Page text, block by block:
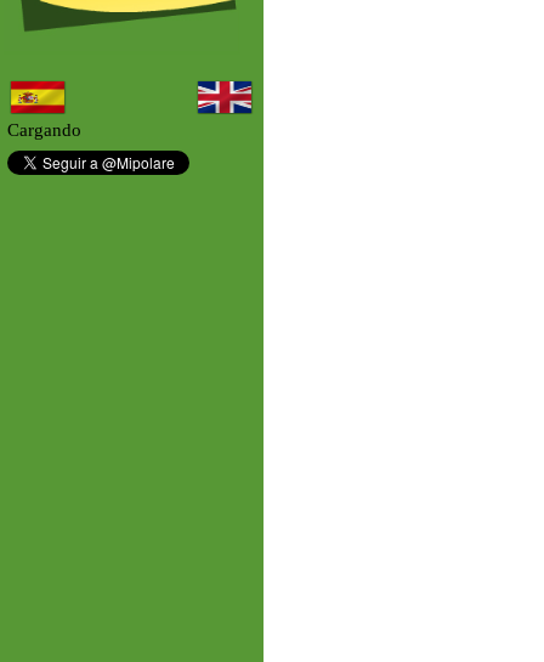
Cargando